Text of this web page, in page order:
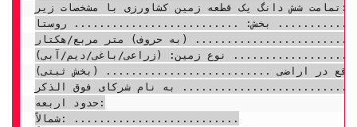
تمامت شش دانگ یک قطعه زمین کشاورزی با مشخصات زیر:
.......................... روستا: ..........................
.......................... (به حروف) متر مربع/هکتار
نوع زمین: (زراعی/باغی/دیم/آبی) ..........................
در اراضی .......................... (بخش ثبتی)
به نام شرکای فوق الذکر.
حدود اربعه:
شمالاً: ..........................